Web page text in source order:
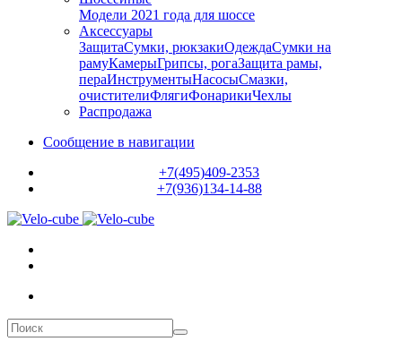
Модели 2021 года для шоссе
Аксессуары
ЗащитаСумки, рюкзакиОдеждаСумки на
рамуКамерыГрипсы, рогаЗащита рамы,
пераИнструментыНасосыСмазки,
очистителиФлягиФонарикиЧехлы
Распродажа
Сообщение в навигации
+7(495)409-2353
+7(936)134-14-88